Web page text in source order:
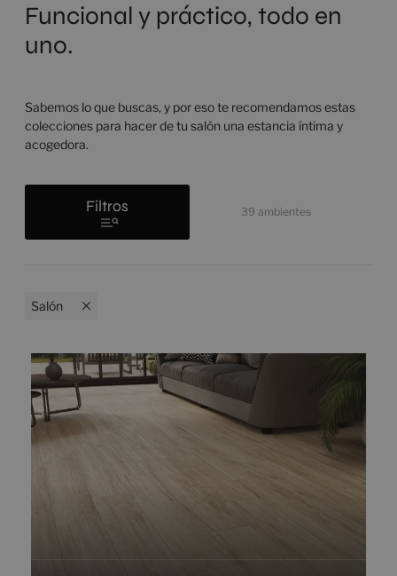
Funcional y práctico, todo en
uno.
Sabemos lo que buscas, y por eso te recomendamos estas
colecciones para hacer de tu salón una estancia íntima y
acogedora.
39 ambientes
Salón